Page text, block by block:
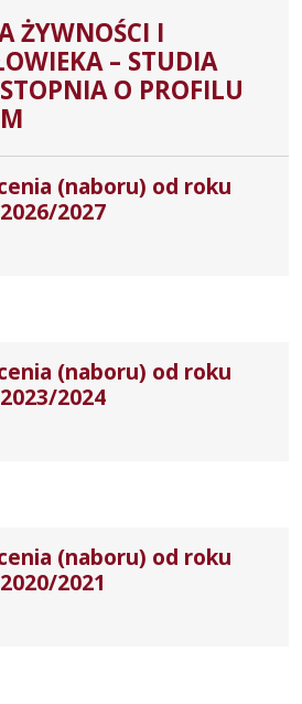
ŻYWNOŚCI I
– STUDIA
O PROFILU
(naboru) od roku
2027
(naboru) od roku
2024
(naboru) od roku
2021